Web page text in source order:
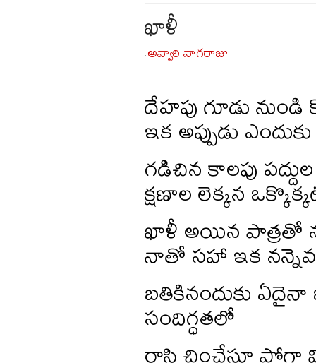
ఖాళీ
-అవ్వారి నాగరాజు
దేహపు గూడు
ఇక అప్పుడు
గడిచిన కాలపు
క్షణాల లెక్కన
ఖాళీ అయిన పాత్రతో
నాతో సహా ఇక
బతికినందుకు
సందిగ్ధతలో
రాసి చించేస్తూ పోగా